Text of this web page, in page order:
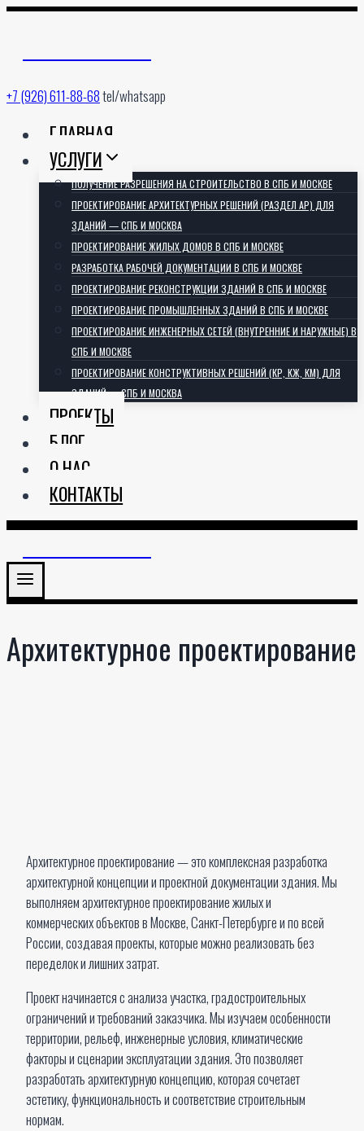
Перейти
содержимому
+7 (926) 611-88-68tel/whatsapp
ГЛАВНАЯ
УСЛУГИ
ПОЛУЧЕНИЕ РАЗРЕШЕНИЯ НА СТРОИТЕЛЬСТВО В СПБ И МОСКВЕ
ПРОЕКТИРОВАНИЕ АРХИТЕКТУРНЫХ РЕШЕНИЙ (РАЗДЕЛ АР) ДЛЯ
ЗДАНИЙ — СПБ И МОСКВА
ПРОЕКТИРОВАНИЕ ЖИЛЫХ ДОМОВ В СПБ И МОСКВЕ
РАЗРАБОТКА РАБОЧЕЙ ДОКУМЕНТАЦИИ В СПБ И МОСКВЕ
ПРОЕКТИРОВАНИЕ РЕКОНСТРУКЦИИ ЗДАНИЙ В СПБ И МОСКВЕ
ПРОЕКТИРОВАНИЕ ПРОМЫШЛЕННЫХ ЗДАНИЙ В СПБ И МОСКВЕ
ПРОЕКТИРОВАНИЕ ИНЖЕНЕРНЫХ СЕТЕЙ (ВНУТРЕННИЕ И НАРУЖНЫЕ) В
СПБ И МОСКВЕ
ПРОЕКТИРОВАНИЕ КОНСТРУКТИВНЫХ РЕШЕНИЙ (КР, КЖ, КМ) ДЛЯ
ЗДАНИЙ — СПБ И МОСКВА
ПРОЕКТЫ
БЛОГ
О НАС
КОНТАКТЫ
Архитектурное проектирование
Архитектурное проектирование — это комплексная разработка
архитектурной концепции и проектной документации здания. Мы
выполняем архитектурное проектирование жилых и
коммерческих объектов в Москве, Санкт-Петербурге и по всей
России, создавая проекты, которые можно реализовать без
переделок и лишних затрат.
Проект начинается с анализа участка, градостроительных
ограничений и требований заказчика. Мы изучаем особенности
территории, рельеф, инженерные условия, климатические
факторы и сценарии эксплуатации здания. Это позволяет
разработать архитектурную концепцию, которая сочетает
эстетику, функциональность и соответствие строительным
нормам.